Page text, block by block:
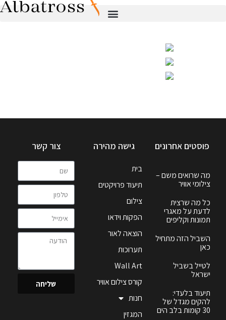
פוסטים אחרונים
מה שרואים משם –
צילומי אוויר
כל מה שרצית
לדעת על מאגרי
תמונות וקליפים
השביל הזה מתחיל
כאן
לטייל בשביל
ישראל
תיעוד בלעדי:
להקים מגדל של
30 קומות בלב הים
גישה מהירה
בית
תיעוד פרויקטים
צילום
הפקות וידאו
הוצאה לאור
תערוכות
Wall Art
קורס צילום אוויר
חנות
המגזין
צור קשר
שליחה